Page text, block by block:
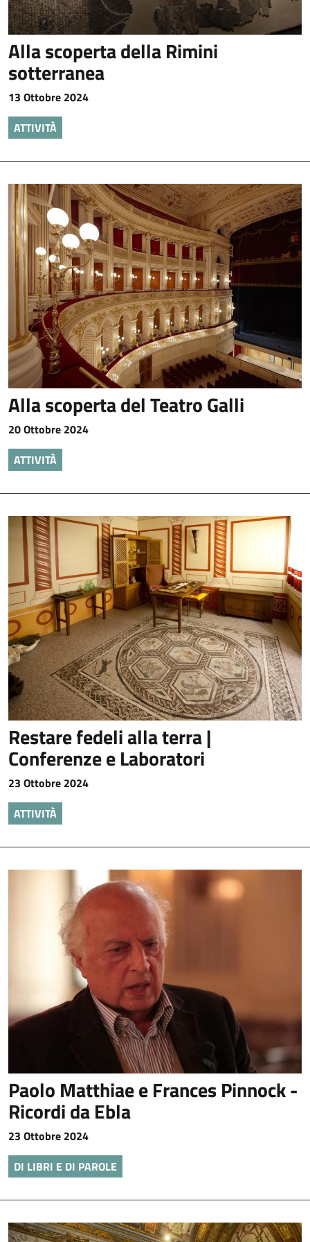
Alla scoperta della Rimini
sotterranea
13 Ottobre 2024
ATTIVITÀ
Alla scoperta del Teatro Galli
20 Ottobre 2024
ATTIVITÀ
Restare fedeli alla terra |
Conferenze e Laboratori
23 Ottobre 2024
ATTIVITÀ
Paolo Matthiae e Frances Pinnock -
Ricordi da Ebla
23 Ottobre 2024
DI LIBRI E DI PAROLE